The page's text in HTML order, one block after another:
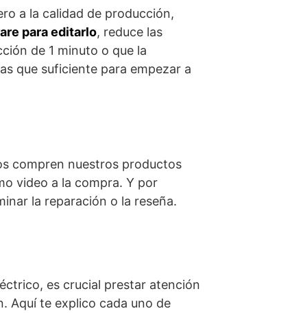
a la calidad de producción,
para editarlo, reduce las
de 1 minuto o que la
que suficiente para empezar a
compren nuestros productos
video a la compra. Y por
la reparación o la reseña.
es crucial prestar atención
Aquí te explico cada uno de